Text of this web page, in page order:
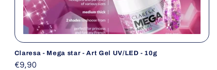
Claresa - Mega star - Art Gel UV/LED - 10g
Prezzo
€9,90